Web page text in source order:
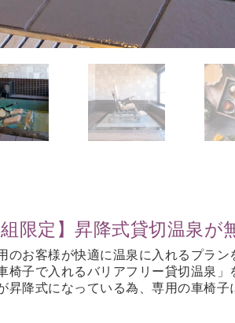
組限定】昇降式貸切温泉が
のお客様が快適に温泉に入れるプラン
椅子で入れるバリアフリー貸切温泉」
昇降式になっている為、専用の車椅